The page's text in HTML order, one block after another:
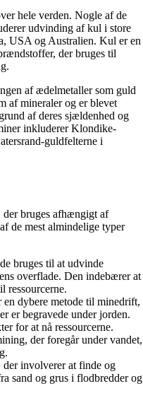
hele verden. Nogle af de
udvinding af kul i store
USA og Australien. Kul er en
der bruges til
af ædelmetaller som guld
af mineraler og er blevet
af deres sjældenhed og
inkluderer Klondike-
guldfelterne i
bruges afhængigt af
de mest almindelige typer
bruges til at udvinde
overflade. Den indebærer at
ressourcerne.
dybere metode til minedrift,
er begravede under jorden.
for at nå ressourcerne.
der foregår under vandet,
involverer at finde og
sand og grus i flodbredder og